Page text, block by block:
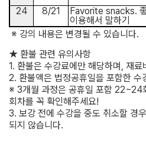
24
8/21 Favorite snacks.
이용해서 말하기
※ 강의 내용은 변경될 수 있습니다.
★ 환불 관련 유의사항
1. 환불은 수강료에만 해당하며, 재료
2. 환불액은 법정공휴일을 포함한
※ 3개월 과정은 공휴일 포함 22~24
회차를 꼭 확인해주세요!
3. 보강 전에 수강을 중도 취소할 경우
되지 않습니다.